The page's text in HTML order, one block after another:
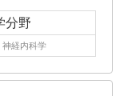
分野
神経内科学